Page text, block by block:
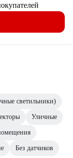
светильники)
Уличные
Без датчиков